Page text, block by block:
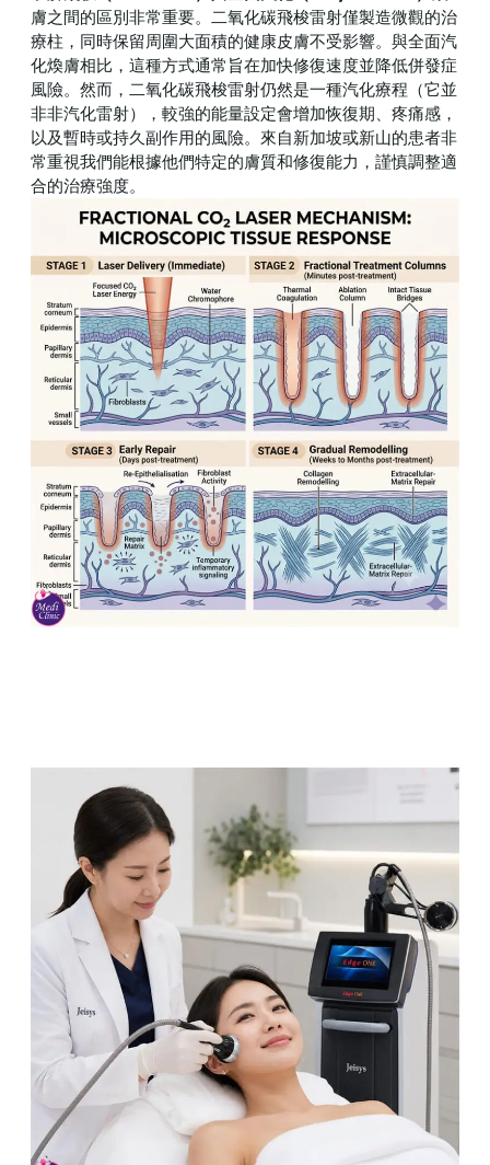
膚之間的區別非常重要。二氧化碳飛梭雷射僅製造微觀的治
療柱，同時保留周圍大面積的健康皮膚不受影響。與全面汽
化煥膚相比，這種方式通常旨在加快修復速度並降低併發症
風險。然而，二氧化碳飛梭雷射仍然是一種汽化療程（它並
非非汽化雷射），較強的能量設定會增加恢復期、疼痛感，
以及暫時或持久副作用的風險。來自新加坡或新山的患者非
常重視我們能根據他們特定的膚質和修復能力，謹慎調整適
合的治療強度。